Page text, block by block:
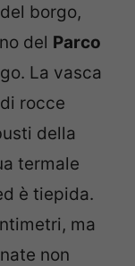
borgo,
del Parco
La vasca
rocce
della
termale
è tiepida.
ma
non